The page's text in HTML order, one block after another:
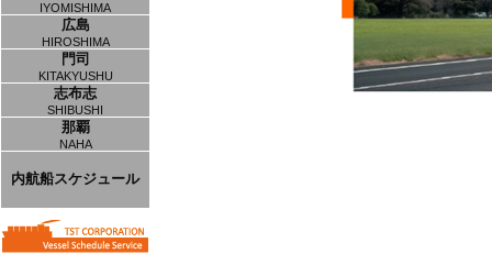
IYOMISHIMA
広島
HIROSHIMA
門司
KITAKYUSHU
志布志
SHIBUSHI
那覇
NAHA
内航船スケジュール